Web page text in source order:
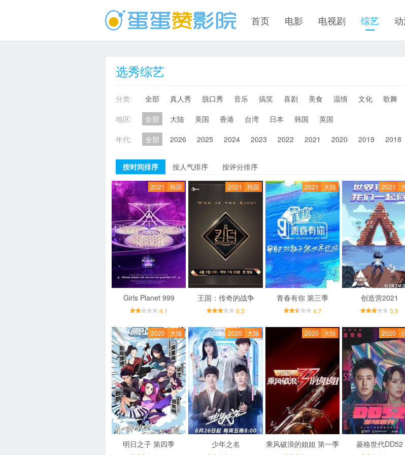
首页 电影 电视剧 综艺
选秀综艺
分类: 全部 真人秀 脱口秀 音乐 搞笑 喜剧 美食 温情 文化 歌舞
地区:
全部 大陆 美国 香港 台湾 日本 韩国
英国
年代:
全部 2026 2025 2024 2023 2022 2021 2020 2019 2018
按时间排序 按人气排序 按评分排序
2021 韩国
Girls Planet 999
4.1
2021 韩国
王国：传奇的战争
6.3
2021 大陆
青春有你 第三季
4.7
2021
创造营2021
5.9
2020 大陆
明日之子 第四季
2020 大陆
少年之名
2020 大陆
乘风破浪的姐姐 第一季
2020
菱格世代DD52